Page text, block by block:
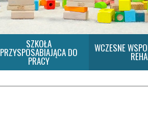
SZKOŁA
PRZYSPOSABIAJĄCA DO
PRACY
WCZESNE